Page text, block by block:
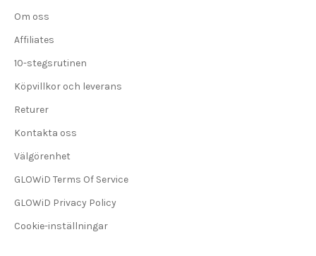
Om oss
Affiliates
10-stegsrutinen
Köpvillkor och leverans
Returer
Kontakta oss
Välgörenhet
GLOWiD Terms Of Service
GLOWiD Privacy Policy
Cookie-inställningar